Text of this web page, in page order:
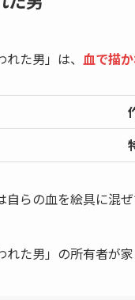
れた男」は、 血で描
自らの血を絵具に混
れた男」の所有者が